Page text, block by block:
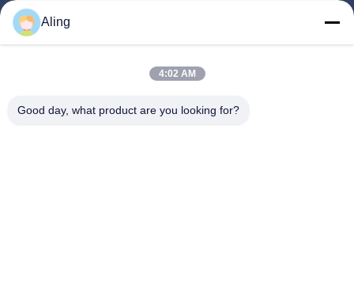
Casa
Prodotti
Chi Siamo
Aling
4:02 AM
Good day, what product are you looking for?